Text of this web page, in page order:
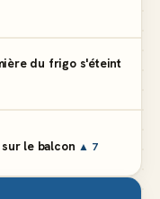
du frigo s'éteint
le balcon ▲ 7